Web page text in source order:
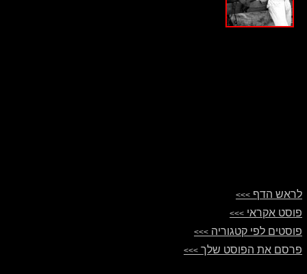
לראש הדף >>>
פוסט אקראי >>>
פוסטים לפי קטגוריה >>>
פרסם את הפוסט שלך >>>